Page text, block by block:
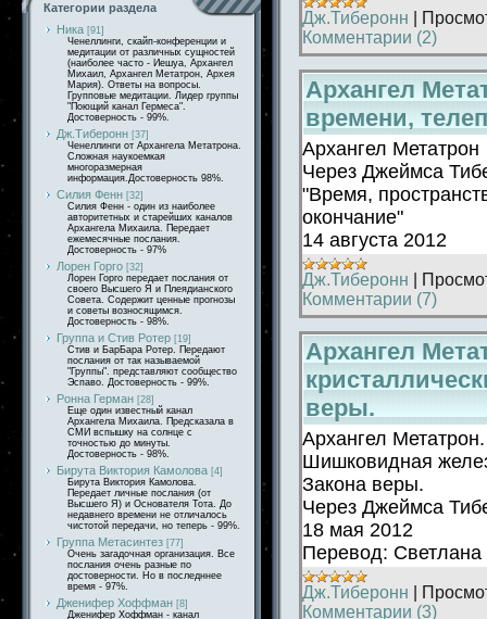
Категории раздела
Ника [91]
Ченеллинги, скайп-конференции и
медитации от различных сущностей
(наиболее часто - Иешуа, Архангел
Михаил, Архангел Метатрон, Архея
Мария). Ответы на вопросы.
Групповые медитации. Лидер группы
"Поющий канал Гермеса".
Достоверность - 99%.
Дж.Тиберонн [37]
Ченеллинги от Архангела Метатрона.
Сложная наукоемкая
многоразмерная
информация.Достоверность 98%.
Силия Фенн [32]
Силия Фенн - один из наиболее
авторитетных и старейших каналов
Архангела Михаила. Передает
ежемесячные послания.
Достоверность - 97%
Лорен Горго [32]
Лорен Горго передает послания от
своего Высшего Я и Плеядианского
Совета. Содержит ценные прогнозы
и советы возносящимся.
Достоверность - 98%.
Группа и Стив Ротер [19]
Стив и БарБара Ротер. Передают
послания от так называемой
"Группы". представляют сообщество
Эспаво. Достоверность - 99%.
Ронна Герман [28]
Еще один известный канал
Архангела Михаила. Предсказала в
СМИ вспышку на солнце с
точностью до минуты.
Достоверность - 98%.
Бирута Виктория Камолова [4]
Бирута Виктория Камолова.
Передает личные послания (от
Высшего Я) и Основателя Тота. До
недавнего времени не отличалось
чистотой передачи, но теперь - 99%.
Группа Метасинтез [77]
Очень загадочная организация. Все
послания очень разные по
достоверности. Но в последннее
время - 97%.
Дженифер Хоффман [8]
Дженифер Хоффман - канал
Дж.Тиберонн
Комментарии (2)
Архангел
времени,
Архангел Метатрон
Через Джеймса
"Время,
окончание"
14 августа 2012
Дж.Тиберонн
Комментарии (7)
Архангел
веры.
Архангел Метатрон.
Шишковидная
Закона веры.
Через Джеймса
18 мая 2012
Перевод:
Дж.Тиберонн
Комментарии (3)